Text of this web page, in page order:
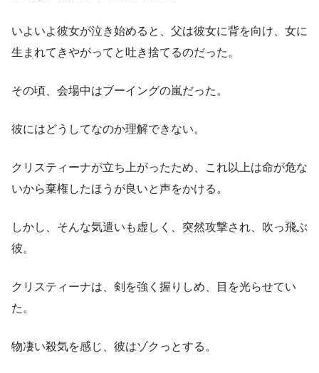
いよいよ彼女が泣き始めると、父は彼女に背を向け、女に
生まれてきやがってと吐き捨てるのだった。
その頃、会場中はブーイングの嵐だった。
彼にはどうしてなのか理解できない。
クリスティーナが立ち上がったため、これ以上は命が危な
いから棄権したほうが良いと声をかける。
しかし、そんな気遣いも虚しく、突然攻撃され、吹っ飛ぶ
彼。
クリスティーナは、剣を強く握りしめ、目を光らせてい
た。
物凄い殺気を感じ、彼はゾクっとする。